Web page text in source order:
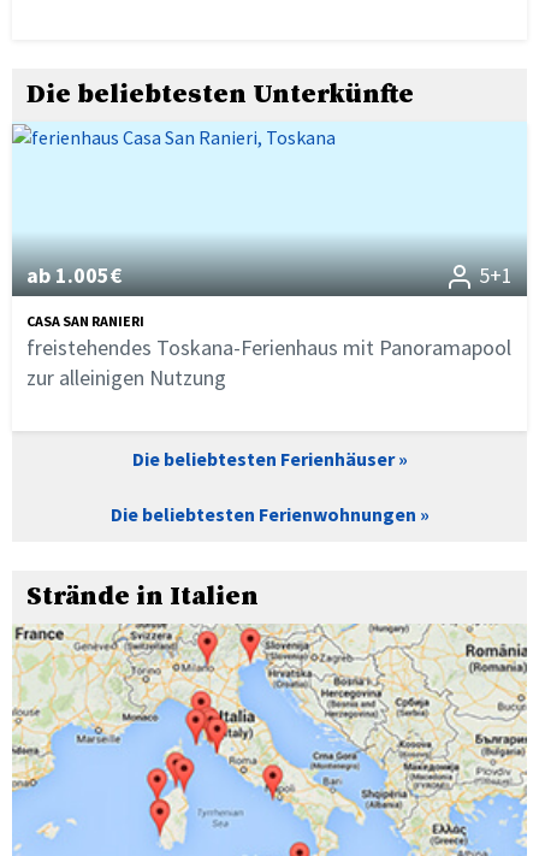
Die beliebtesten Unterkünfte
ab 1.005€ 5+1
CASA SAN RANIERI
freistehendes Toskana-Ferienhaus mit Panoramapool
zur alleinigen Nutzung
Die beliebtesten Ferienhäuser
Die beliebtesten Ferienwohnungen
Strände in Italien